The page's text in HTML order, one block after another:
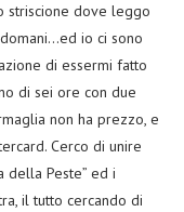
striscione dove leggo
io ci sono
di essermi fatto
di sei ore con due
non ha prezzo, e
Cerco di unire
della Peste” ed i
il tutto cercando di